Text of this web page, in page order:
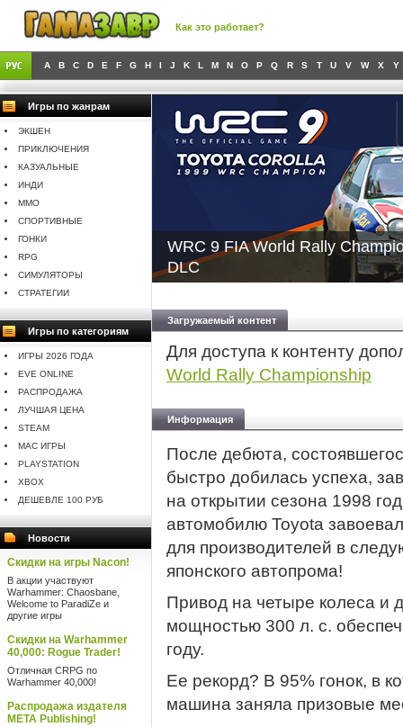
Как это работает?
A B C D E F G H I J K L M N O P Q R S T U V W X Y
Игры по жанрам
ЭКШЕН
ПРИКЛЮЧЕНИЯ
КАЗУАЛЬНЫЕ
ИНДИ
MMO
СПОРТИВНЫЕ
ГОНКИ
RPG
СИМУЛЯТОРЫ
СТРАТЕГИИ
Игры по категориям
ИГРЫ 2026 ГОДА
EVE ONLINE
РАСПРОДАЖА
ЛУЧШАЯ ЦЕНА
STEAM
MAC ИГРЫ
PLAYSTATION
XBOX
ДЕШЕВЛЕ 100 РУБ
Новости
Скидки на игры Nacon!
В акции участвуют
Warhammer: Chaosbane,
Welcome to ParadiZe и
другие игры
Скидки на Warhammer
40,000: Rogue Trader!
Отличная CRPG по
Warhammer 40,000!
Распродажа издателя
META Publishing!
WRC 9 FIA World Rally
DLC
Загружаемый контент
Для доступа к контенту
World Rally Championship
Информация
После дебюта,
быстро добилась успеха,
на открытии сезона 1998
автомобилю Toyota
для производителей в
японского автопрома!
Привод на четыре колеса и
мощностью 300 л. с.
году.
Ее рекорд? В 95% гонок, в
машина заняла призовые